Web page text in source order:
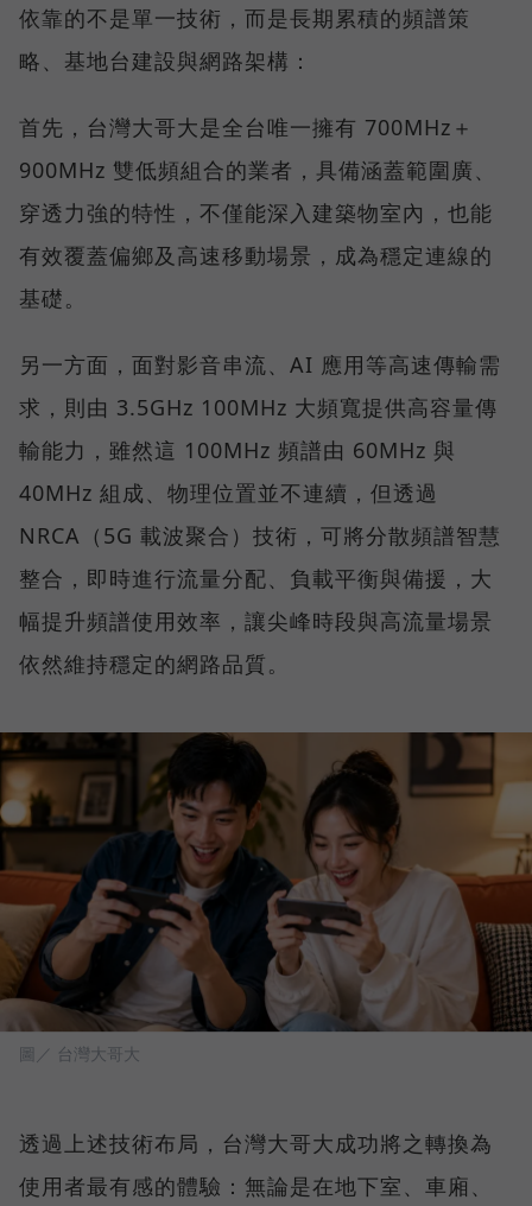
依靠的不是單一技術，而是長期累積的頻譜策
略、基地台建設與網路架構：
首先，台灣大哥大是全台唯一擁有 700MHz＋
900MHz 雙低頻組合的業者，具備涵蓋範圍廣、
穿透力強的特性，不僅能深入建築物室內，也能
有效覆蓋偏鄉及高速移動場景，成為穩定連線的
基礎。
另一方面，面對影音串流、AI 應用等高速傳輸需
求，則由 3.5GHz 100MHz 大頻寬提供高容量傳
輸能力，雖然這 100MHz 頻譜由 60MHz 與
40MHz 組成、物理位置並不連續，但透過
NRCA（5G 載波聚合）技術，可將分散頻譜智慧
整合，即時進行流量分配、負載平衡與備援，大
幅提升頻譜使用效率，讓尖峰時段與高流量場景
依然維持穩定的網路品質。
圖／ 台灣大哥大
透過上述技術布局，台灣大哥大成功將之轉換為
使用者最有感的體驗：無論是在地下室、車廂、